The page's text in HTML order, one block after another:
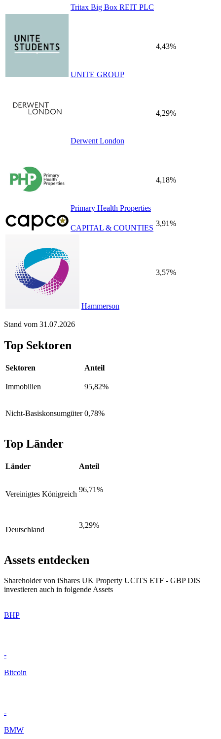
Tritax Big Box REIT PLC
UNITE GROUP
4,43%
Derwent London
4,29%
Primary Health Properties
4,18%
CAPITAL & COUNTIES
3,91%
Hammerson
3,57%
Stand vom 31.07.2026
Top Sektoren
Sektoren Anteil
Immobilien 95,82%
Nicht-Basiskonsumgüter 0,78%
Top Länder
Länder Anteil
Vereinigtes Königreich
96,71%
Deutschland
3,29%
Assets entdecken
Shareholder von iShares UK Property UCITS ETF - GBP DIS
investieren auch in folgende Assets
BHP
-
Bitcoin
-
BMW